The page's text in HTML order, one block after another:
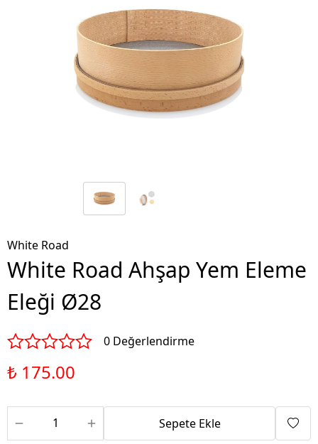
White Road
White Road Ahşap Yem Eleme
Eleği Ø28
0 Değerlendirme
₺ 175.00
Sepete Ekle